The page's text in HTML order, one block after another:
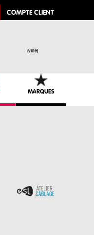
COMPTE CLIENT
(vide)
MARQUES